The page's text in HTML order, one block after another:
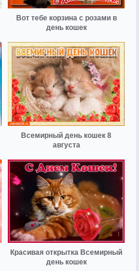
Вот тебе корзина с розами в
день кошек
Всемирный день кошек 8
августа
Красивая открытка Всемирный
день кошек